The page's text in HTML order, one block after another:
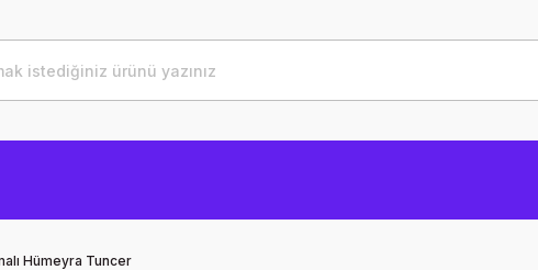
Hümeyra Tuncer